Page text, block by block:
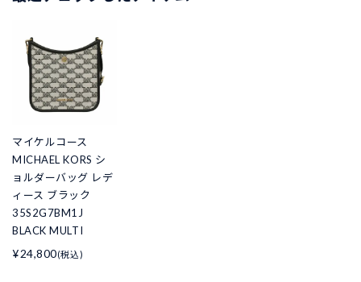
マイケルコース
MICHAEL KORS シ
ョルダーバッグ レデ
ィース ブラック
35S2G7BM1J
BLACK MULTI
¥24,800(税込)